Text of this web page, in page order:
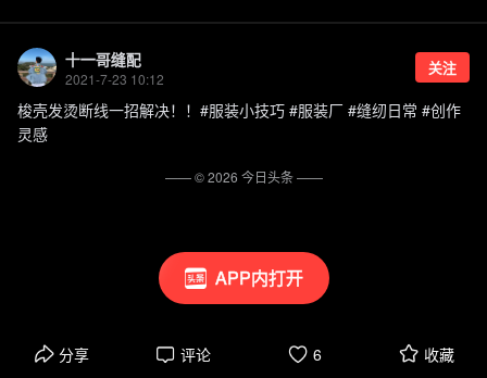
APP内打开
十一哥缝配
2021-7-23 10:12
关注
梭壳发烫断线一招解决！！#服装小技巧 #服装厂 #缝纫日常 #创作
灵感
分享 评论 6 收藏
—— ©2026 今日头条——